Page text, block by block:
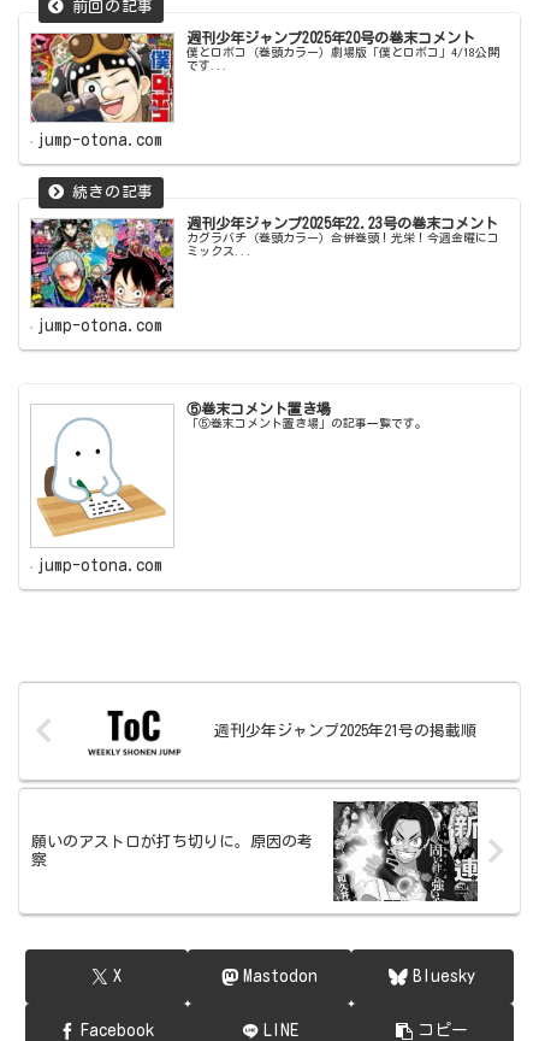
週刊少年ジャンプ2025年20号の巻末コメント
僕とロボコ（巻頭カラー）劇場版「僕とロボコ」4/18公開
です...
jump-otona.com
週刊少年ジャンプ2025年22.23号の巻末コメント
カグラバチ（巻頭カラー）合併巻頭！光栄！今週金曜にコ
ミックス...
jump-otona.com
⑤巻末コメント置き場
「⑤巻末コメント置き場」の記事一覧です。
jump-otona.com
週刊少年ジャンプ2025年21号の掲載順
願いのアストロが打ち切りに。原因の考
察
X Mastodon Bluesky
Facebook LINE コピー